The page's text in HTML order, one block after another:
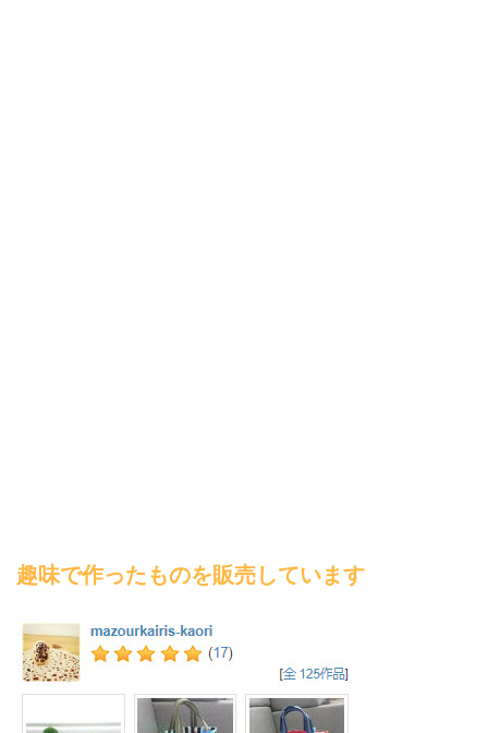
趣味で作ったものを販売しています